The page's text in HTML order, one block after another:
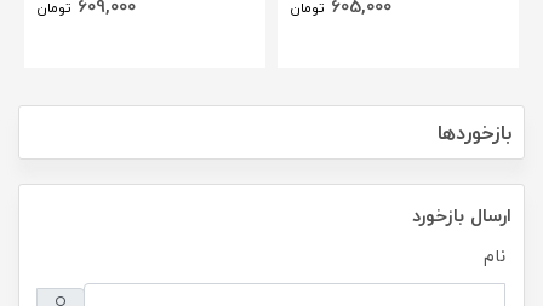
تومان تومان
بازخوردها
ارسال بازخورد
نام